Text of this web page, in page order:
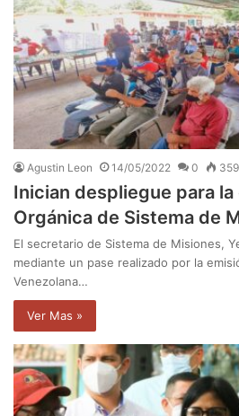
Agustin Leon 14/05/2022 0 359
Inician despliegue para
Orgánica de Sistema de
El secretario de Sistema de Misiones,
mediante un pase realizado por la
Venezolana…
Ver Mas »